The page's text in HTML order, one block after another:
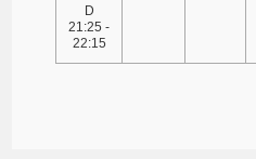
D
21:25 -
22:15